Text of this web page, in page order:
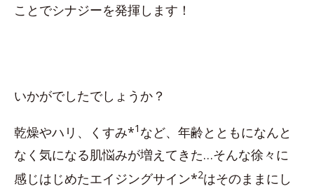
ことでシナジーを発揮します！
いかがでしたでしょうか？
乾燥やハリ、くすみ*1 など、年齢とともになんと
なく気になる肌悩みが増えてきた…そんな徐々に
感じはじめたエイジングサイン*2はそのままにし